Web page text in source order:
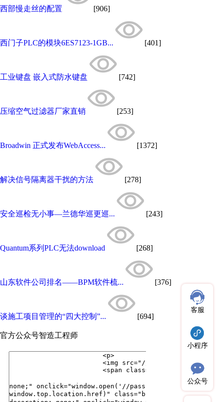
西部慢走丝的配置 [906]
西门子PLC的模块6ES7123-1GB... [401]
工业键盘 嵌入式防水键盘 [742]
压缩空气过滤器厂家直销 [253]
Broadwin 正式发布WebAccess... [1372]
解决信号隔离器干扰的方法 [278]
安全巡检无小事—兰德华巡更巡... [243]
Quantum系列PLC无法download [268]
山东软件公司排名——BPM软件梳... [376]
谈施工项目管理的“四大控制”... [694]
官方公众号智造工程师
客服
小程序
公众号